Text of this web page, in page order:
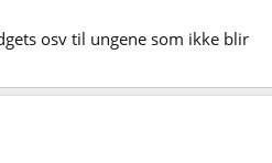
osv til ungene som ikke blir